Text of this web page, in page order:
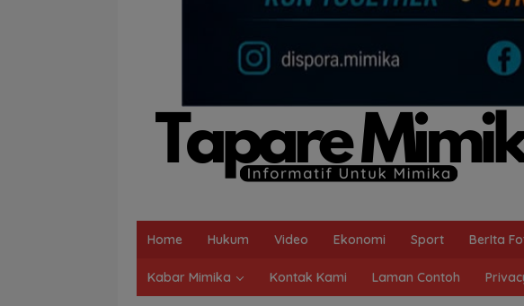
Home Hukum Video Ekonomi Sport BerIta
Kabar Mimika Kontak Kami Laman Contoh